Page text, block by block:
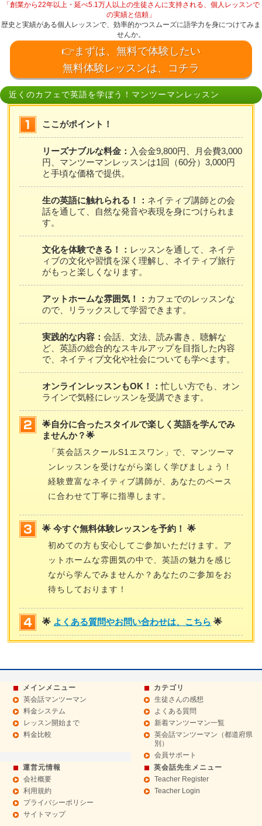
「創業から22年以上・延べ5.1万人以上の生徒さんに支持される、個人レッスンで
の実績と信頼」
歴史と実績がある個人レッスンで、効率的かつスムーズに語学力を身につけてみま
せんか。
👉まずは、無料で体験したい
無料体験レッスンは、コチラ
近くのカフェで英語を学ぼう！マンツーマンレッスン
ここがポイント！
リーズナブルな料金： 入会金9,800円、月会費3,000
円、マンツーマンレッスンは1回（60分）3,000円
と手頃な価格で提供。
生の英語に触れられる！： ネイティブ講師との会
話を通して、自然な発音や表現を身につけられま
す。
文化を体験できる！： レッスンを通して、ネイテ
ィブの文化や習慣を深く理解し、ネイティブ旅行
がもっと楽しくなります。
アットホームな雰囲気！： カフェでのレッスンな
ので、リラックスして学習できます。
実践的な内容：会話、文法、読み書き、聴解な
ど、英語の総合的なスキルアップを目指した内容
で、ネイティブ文化や社会についても学べます。
オンラインレッスンもOK！：忙しい方でも、オン
ラインで気軽にレッスンを受講できます。
🌟自分に合ったスタイルで楽しく英語を学んでみ
ませんか？🌟
「英会話スクールS1エスワン」で、マンツーマ
ンレッスンを受けながら楽しく学びましょう！
経験豊富なネイティブ講師が、あなたのペース
に合わせて丁寧に指導します。
🌟 今すぐ無料体験レッスンを予約！ 🌟
初めての方も安心してご参加いただけます。ア
ットホームな雰囲気の中で、英語の魅力を感じ
ながら学んでみませんか？あなたのご参加をお
待ちしております！
🌟 よくある質問やお問い合わせは、こちら 🌟
メインメニュー
英会話マンツーマン
料金システム
レッスン開始まで
料金比較
カテゴリ
生徒さんの感想
よくある質問
新着マンツーマン一覧
英会話マンツーマン（都道府県
別）
会員サポート
運営元情報
会社概要
利用規約
プライバシーポリシー
サイトマップ
英会話先生メニュー
Teacher Register
Teacher Login